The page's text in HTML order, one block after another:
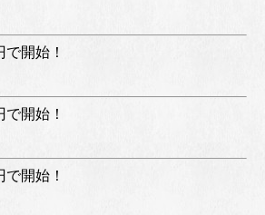
開始！
開始！
開始！